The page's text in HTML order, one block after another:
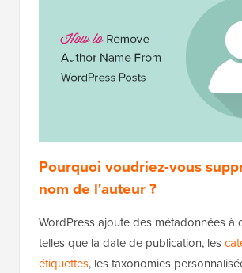
Pourquoi voudriez-vous
nom de l'auteur ?
WordPress ajoute des métadonnées à
telles que la date de publication, les
étiquettes, les taxonomies